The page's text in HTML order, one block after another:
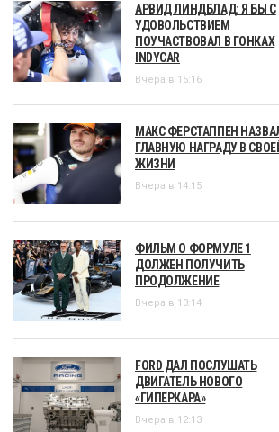
АРВИД ЛИНДБЛАД: Я БЫ С
УДОВОЛЬСТВИЕМ
ПОУЧАСТВОВАЛ В ГОНКАХ
INDYCAR
Вчера в 15:16
МАКС ФЕРСТАППЕН
ГЛАВНУЮ НАГРАДУ В
ЖИЗНИ
Вчера в 14:15
ФИЛЬМ О ФОРМУЛЕ 1
ДОЛЖЕН ПОЛУЧИТЬ
ПРОДОЛЖЕНИЕ
Вчера в 13:14
FORD ДАЛ ПОСЛУШАТЬ
ДВИГАТЕЛЬ НОВОГО
«ГИПЕРКАРА»
Вчера в 12:13